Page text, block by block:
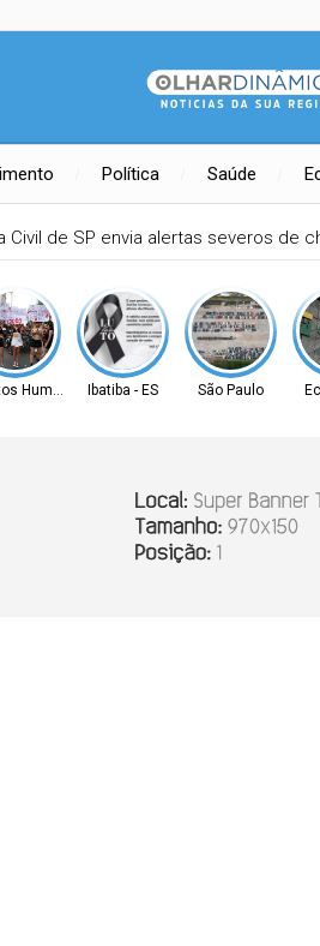
Política Saúde
Civil de SP envia alertas severos de
Humanos Ibatiba - ES São Paulo